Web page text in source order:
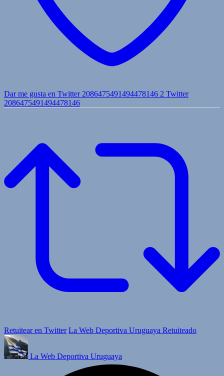
Dar me gusta en Twitter 2086475491494478146 2 Twitter
2086475491494478146
Retuitear en Twitter La Web Deportiva Uruguaya Retuiteado
La Web Deportiva Uruguaya